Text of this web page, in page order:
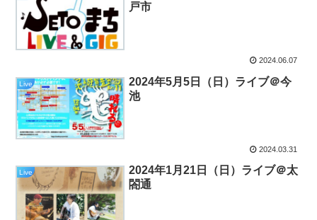
戸市
2024.06.07
Live
2024年5月5日（日）ライブ＠今
池
2024.03.31
Live
2024年1月21日（日）ライブ＠太
閤通